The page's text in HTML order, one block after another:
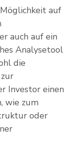
auf
auch auf ein
Analysetool
die
Investor einen
wie zum
oder